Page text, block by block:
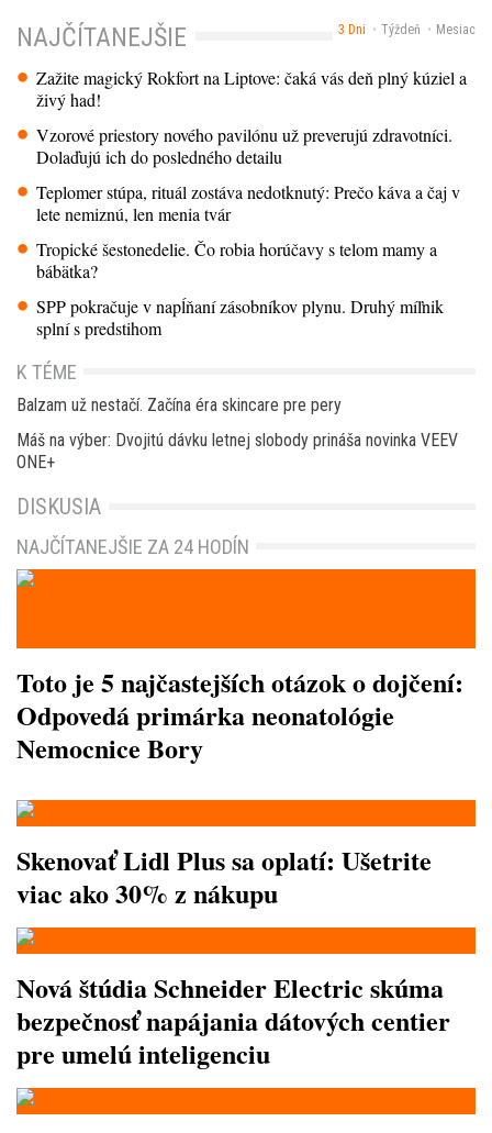
3 Dni Týždeň Mesiac
NAJČÍTANEJŠIE
Zažite magický Rokfort na Liptove: čaká vás deň plný kúziel a
živý had!
Vzorové priestory nového pavilónu už preverujú zdravotníci.
Dolaďujú ich do posledného detailu
Teplomer stúpa, rituál zostáva nedotknutý: Prečo káva a čaj v
lete nemiznú, len menia tvár
Tropické šestonedelie. Čo robia horúčavy s telom mamy a
bábätka?
SPP pokračuje v napĺňaní zásobníkov plynu. Druhý míľnik
splní s predstihom
K TÉME
Balzam už nestačí. Začína éra skincare pre pery
Máš na výber: Dvojitú dávku letnej slobody prináša novinka VEEV
ONE+
DISKUSIA
NAJČÍTANEJŠIE ZA 24 HODÍN
Toto je 5 najčastejších otázok o dojčení:
Odpovedá primárka neonatológie
Nemocnice Bory
Skenovať Lidl Plus sa oplatí: Ušetrite
viac ako 30% z nákupu
Nová štúdia Schneider Electric skúma
bezpečnosť napájania dátových centier
pre umelú inteligenciu